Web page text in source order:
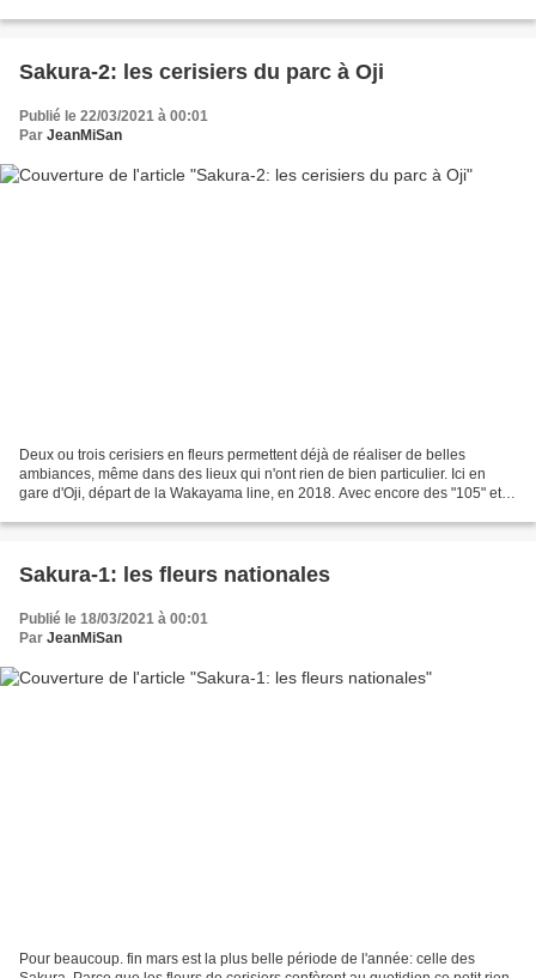
Sakura-2: les cerisiers du parc à Oji
Publié le 22/03/2021 à 00:01
Par JeanMiSan
Deux ou trois cerisiers en fleurs permettent déjà de réaliser de belles
ambiances, même dans des lieux qui n'ont rien de bien particulier. Ici en
gare d'Oji, départ de la Wakayama line, en 2018. Avec encore des "105" et
Sakura-1: les fleurs nationales
Publié le 18/03/2021 à 00:01
Par JeanMiSan
Pour beaucoup. fin mars est la plus belle période de l'année: celle des